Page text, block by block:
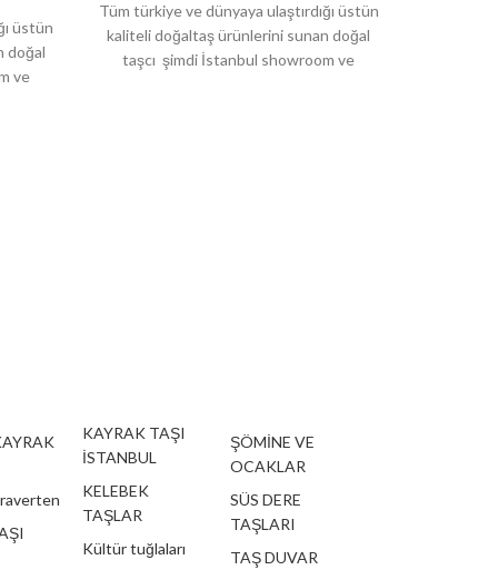
üstün
doğal
ve
Tüm türkiye ve dünyaya ulaştırdığı üstün
kaliteli doğaltaş ürünlerini sunan doğal
taşcı şimdi İstanbul showroom ve
KAYRAK TAŞI
İSTANBUL
KELEBEK
TAŞLAR
Kültür tuğlaları
ŞÖMİNE VE
OCAKLAR
SÜS DERE
TAŞLARI
TAŞ DUVAR